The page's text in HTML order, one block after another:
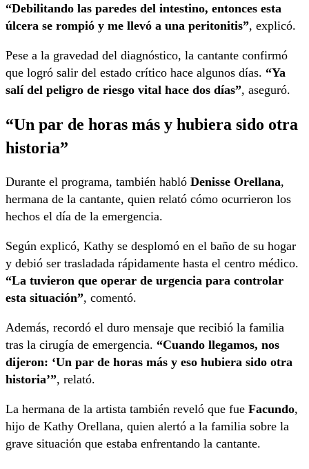
“Debilitando las paredes del intestino, entonces esta
úlcera se rompió y me llevó a una peritonitis”, explicó.
Pese a la gravedad del diagnóstico, la cantante confirmó
que logró salir del estado crítico hace algunos días. “Ya
salí del peligro de riesgo vital hace dos días”, aseguró.
“Un par de horas más y hubiera sido otra
historia”
Durante el programa, también habló Denisse Orellana,
hermana de la cantante, quien relató cómo ocurrieron los
hechos el día de la emergencia.
Según explicó, Kathy se desplomó en el baño de su hogar
y debió ser trasladada rápidamente hasta el centro médico.
“La tuvieron que operar de urgencia para controlar
esta situación”, comentó.
Además, recordó el duro mensaje que recibió la familia
tras la cirugía de emergencia. “Cuando llegamos, nos
dijeron: ‘Un par de horas más y eso hubiera sido otra
historia’”, relató.
La hermana de la artista también reveló que fue Facundo,
hijo de Kathy Orellana, quien alertó a la familia sobre la
grave situación que estaba enfrentando la cantante.